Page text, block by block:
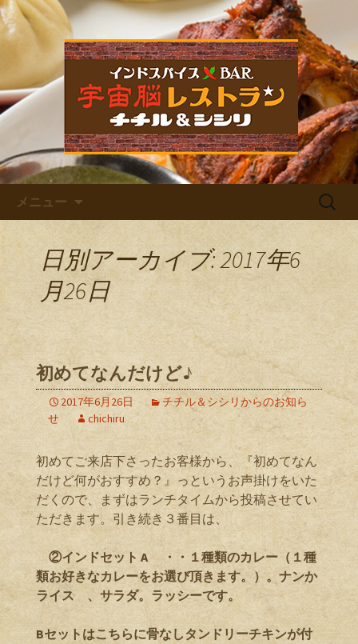
宇宙脳レストラン チチル＆
シシリからのお知らせ
福岡市中央区六本松のカレー屋・ネパ
ールバル「宇宙脳レストラン チチル
＆シシリ」。普段のお食事、家族での
ご飯、お仕事帰りの晩酌、デート、女
子会など様々なシーンでご利用くださ
い。イベントも多数開催しています。
メニュー
検
日別アーカイブ: 2017年6
月26日
初めてなんだけど♪
2017年6月26日
チチル＆シシリからのお知ら
せ
chichiru
初めてご来店下さったお客様から、『初めてなん
だけど何がおすすめ？』っというお声掛けをいた
だくので、まずはランチタイムから投稿させてい
ただきます。引き続き３番目は、
②インドセット A ・・１種類のカレー（１種
類お好きなカレーをお選び頂きます。）。ナンか
ライス 、サラダ。ラッシーです。
Bセットはこちらに骨なしタンドリーチキンが付